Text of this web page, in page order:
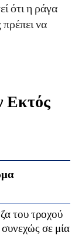
ότι η ράγα
να
Εκτός
του τροχού
συνεχώς σε μία